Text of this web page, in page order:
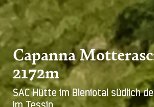
Capanna
2172m
SAC Hütte im Bleniotal südlich